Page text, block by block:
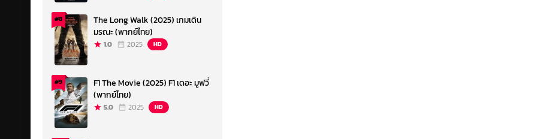
#8
The Long Walk (2025) เกมเดิน
มรณะ (พากย์ไทย)
1.0 2025 HD
#9
F1 The Movie (2025) F1 เดอะ มูฟวี่
(พากย์ไทย)
5.0 2025 HD